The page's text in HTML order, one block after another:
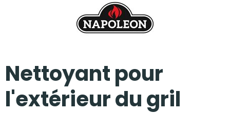
Nettoyant pour
l'extérieur du gril